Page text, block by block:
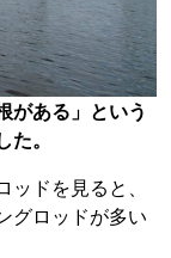
がある」という
。
ドを見ると、
グロッドが多い